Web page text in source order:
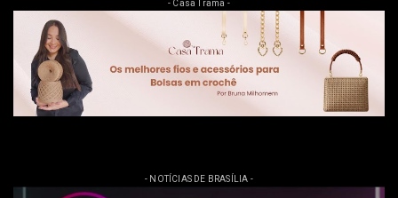
- Casa Trama -
- NOTÍCIAS DE BRASÍLIA -